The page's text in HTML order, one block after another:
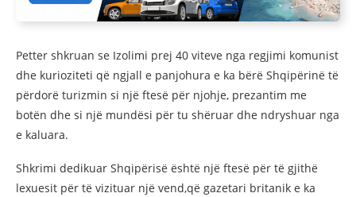
Petter shkruan se Izolimi prej 40 viteve nga regjimi komunist
dhe kurioziteti që ngjall e panjohura e ka bërë Shqipërinë të
përdorë turizmin si një ftesë për njohje, prezantim me
botën dhe si një mundësi për tu shëruar dhe ndryshuar nga
e kaluara.
Shkrimi dedikuar Shqipërisë është një ftesë për të gjithë
lexuesit për të vizituar një vend,që gazetari britanik e ka